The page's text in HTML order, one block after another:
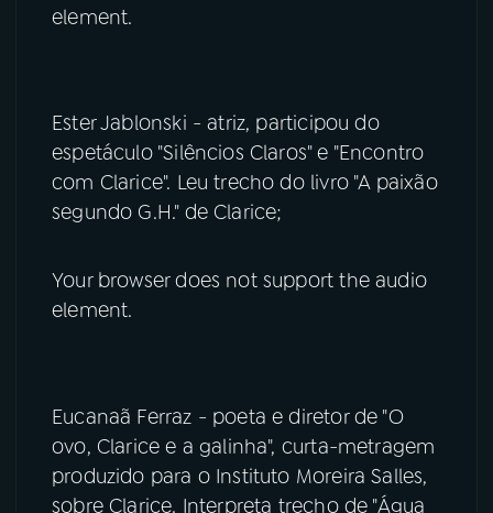
element.
Ester Jablonski - atriz, participou do
espetáculo "Silêncios Claros" e "Encontro
com Clarice". Leu trecho do livro "A paixão
segundo G.H." de Clarice;
Your browser does not support the audio
element.
Eucanaã Ferraz - poeta e diretor de "O
ovo, Clarice e a galinha", curta-metragem
produzido para o Instituto Moreira Salles,
sobre Clarice. Interpreta trecho de "Água